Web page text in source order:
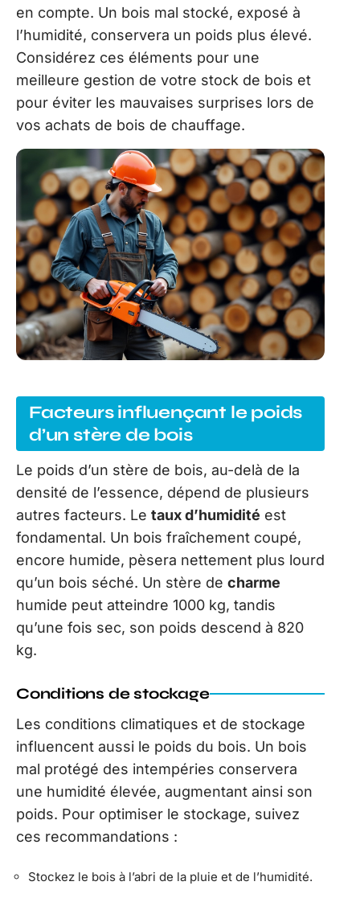
en compte. Un bois mal stocké, exposé à
l’humidité, conservera un poids plus élevé.
Considérez ces éléments pour une
meilleure gestion de votre stock de bois et
pour éviter les mauvaises surprises lors de
vos achats de bois de chauffage.
Facteurs influençant le poids
d’un stère de bois
Le poids d’un stère de bois, au-delà de la
densité de l’essence, dépend de plusieurs
autres facteurs. Le taux d’humidité est
fondamental. Un bois fraîchement coupé,
encore humide, pèsera nettement plus lourd
qu’un bois séché. Un stère de charme
humide peut atteindre 1000 kg, tandis
qu’une fois sec, son poids descend à 820
kg.
Conditions de stockage
Les conditions climatiques et de stockage
influencent aussi le poids du bois. Un bois
mal protégé des intempéries conservera
une humidité élevée, augmentant ainsi son
poids. Pour optimiser le stockage, suivez
ces recommandations :
Stockez le bois à l’abri de la pluie et de l’humidité.